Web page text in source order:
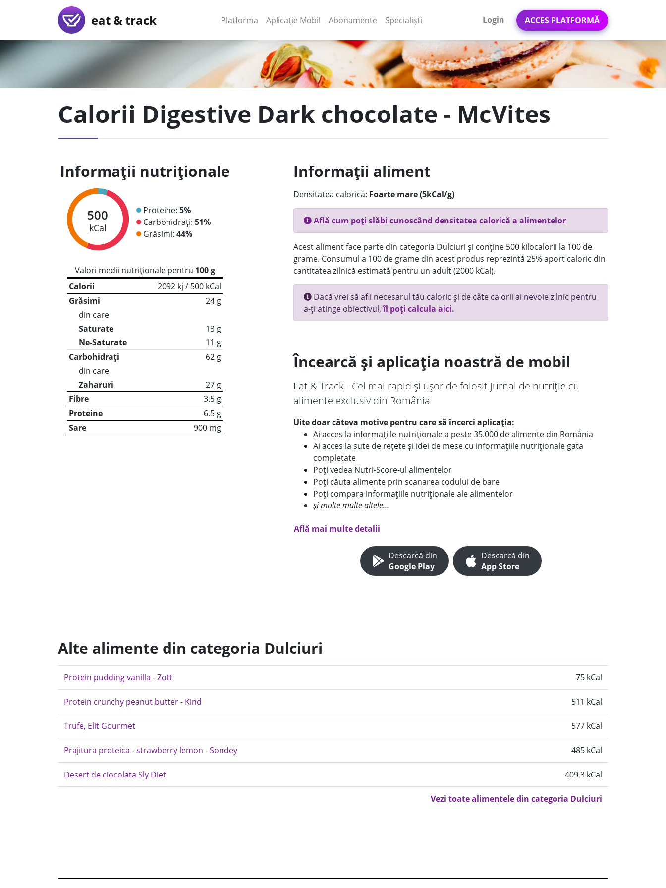
eat & track Platforma (current)
Aplicație Mobil (current)
Abonamente Specialiști Login ACCES PLATFORMĂ
Calorii Digestive Dark chocolate - McVites
Informații nutriționale
500
kCal
Proteine: 5%
Carbohidrați: 51%
Grăsimi: 44%
Valori medii nutriționale pentru 100 g
Calorii
2092 kj / 500 kCal
Grăsimi
24 g
din care
Saturate
13 g
Ne-Saturate
11 g
Carbohidrați
62 g
din care
Zaharuri
27 g
Fibre
3.5 g
Proteine
6.5 g
Sare
900 mg
Informații aliment
Densitatea calorică: Foarte mare (5kCal/g)
Află cum poți slăbi cunoscând densitatea calorică a alimentelor
Acest aliment face parte din categoria Dulciuri și conține 500 kilocalorii la 100 de
grame. Consumul a 100 de grame din acest produs reprezintă 25% aport caloric din
cantitatea zilnică estimată pentru un adult (2000 kCal).
Dacă vrei să afli necesarul tău caloric și de câte calorii ai nevoie zilnic pentru
a-ți atinge obiectivul,îl poți calcula aici.
Încearcă și aplicația noastră de mobil
Eat & Track - Cel mai rapid și ușor de folosit jurnal de nutriție cu
alimente exclusiv din România
Uite doar câteva motive pentru care să încerci aplicația:
Ai acces la informațiile nutriționale a peste 35.000 de alimente din România
Ai acces la sute de rețete și idei de mese cu informațiile nutriționale gata
completate
Poți vedea Nutri-Score-ul alimentelor
Poți căuta alimente prin scanarea codului de bare
Poți compara informațiile nutriționale ale alimentelor
și multe multe altele...
Află mai multe detalii
Descarcă din
Google Play
Descarcă din
App Store
Alte alimente din categoria Dulciuri
Protein pudding vanilla - Zott 75 kCal
Protein crunchy peanut butter - Kind 511 kCal
Trufe, Elit Gourmet 577 kCal
Prajitura proteica - strawberry lemon - Sondey 485 kCal
Desert de ciocolata Sly Diet 409.3 kCal
Vezi toate alimentele din categoria Dulciuri